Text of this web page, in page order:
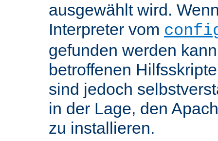
ausgewählt wird.
Interpreter vom
gefunden werden
betroffenen
sind jedoch
in der Lage, den
zu installieren.